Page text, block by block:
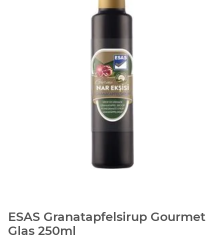
ESAS Granatapfelsirup Gourmet
Glas 250ml